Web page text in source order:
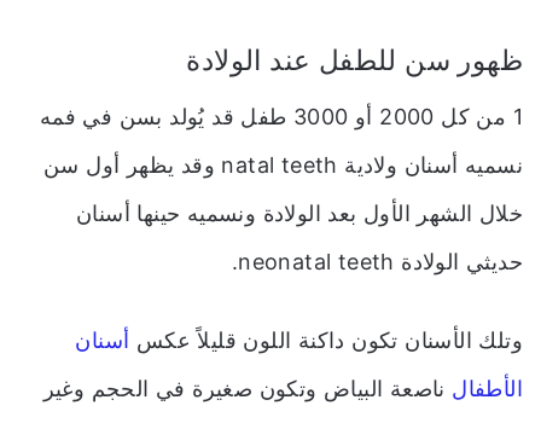
ظهور سن للطفل عند الولادة
1 من كل 2000 أو 3000 طفل قد يُولد بسن في فمه
نسميه أسنان ولادية natal teeth وقد يظهر أول سن
خلال الشهر الأول بعد الولادة ونسميه حينها أسنان
حديثي الولادة neonatal teeth.
وتلك الأسنان تكون داكنة اللون قليلاً عكس أسنان
الأطفال ناصعة البياض وتكون صغيرة في الحجم وغير